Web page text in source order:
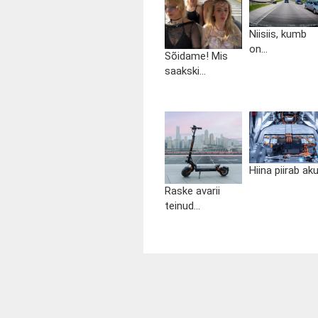
Sõidame! Mis
saakski...
Niisiis, kumb
on...
Raske avarii
teinud...
Hiina piirab